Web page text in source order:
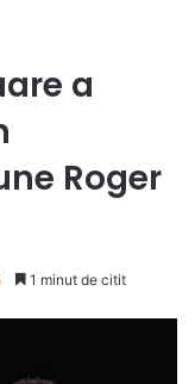
a
Roger
1 minut de citit